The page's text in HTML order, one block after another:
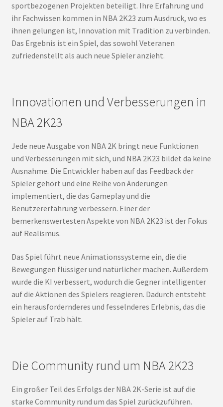
sportbezogenen Projekten beteiligt. Ihre Erfahrung und
ihr Fachwissen kommen in NBA 2K23 zum Ausdruck, wo es
ihnen gelungen ist, Innovation mit Tradition zu verbinden.
Das Ergebnis ist ein Spiel, das sowohl Veteranen
zufriedenstellt als auch neue Spieler anzieht.
Innovationen und Verbesserungen in
NBA 2K23
Jede neue Ausgabe von NBA 2K bringt neue Funktionen
und Verbesserungen mit sich, und NBA 2K23 bildet da keine
Ausnahme. Die Entwickler haben auf das Feedback der
Spieler gehört und eine Reihe von Änderungen
implementiert, die das Gameplay und die
Benutzererfahrung verbessern. Einer der
bemerkenswertesten Aspekte von NBA 2K23 ist der Fokus
auf Realismus.
Das Spiel führt neue Animationssysteme ein, die die
Bewegungen flüssiger und natürlicher machen. Außerdem
wurde die KI verbessert, wodurch die Gegner intelligenter
auf die Aktionen des Spielers reagieren. Dadurch entsteht
ein herausfordernderes und fesselnderes Erlebnis, das die
Spieler auf Trab hält.
Die Community rund um NBA 2K23
Ein großer Teil des Erfolgs der NBA 2K-Serie ist auf die
starke Community rund um das Spiel zurückzuführen.